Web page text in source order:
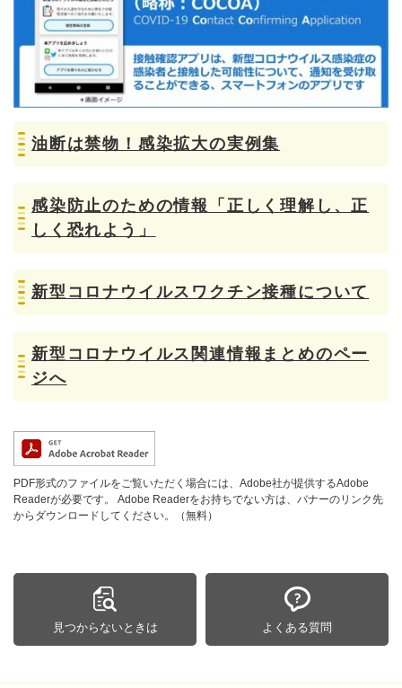
油断は禁物！感染拡大の実例集
感染防止のための情報「正しく理解し、正
しく恐れよう」
新型コロナウイルスワクチン接種について
新型コロナウイルス関連情報まとめのペー
ジへ
PDF形式のファイルをご覧いただく場合には、Adobe社が提供するAdobe
Readerが必要です。
Adobe Readerをお持ちでない方は、バナーのリンク先
からダウンロードしてください。（無料）
見つからないときは よくある質問